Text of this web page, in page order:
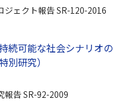
ジェクト報告 SR-120-2016
続可能な社会シナリオの
別研究）
報告 SR-92-2009